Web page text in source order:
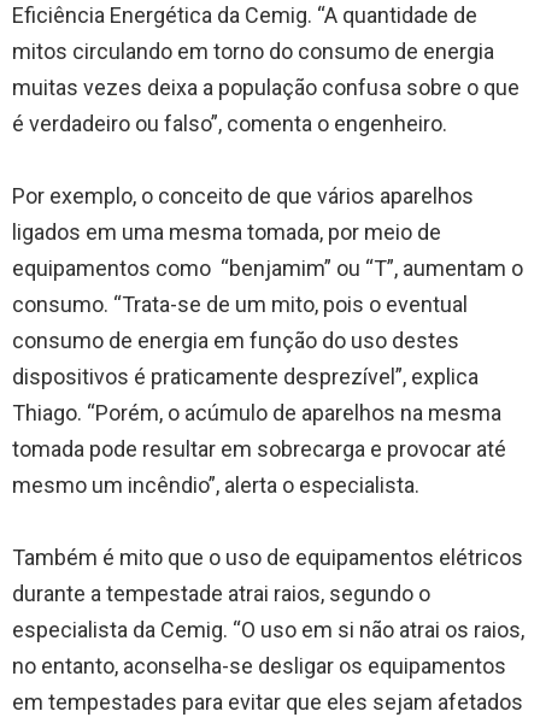
Eficiência Energética da Cemig. “A quantidade de
mitos circulando em torno do consumo de energia
muitas vezes deixa a população confusa sobre o que
é verdadeiro ou falso”, comenta o engenheiro.
Por exemplo, o conceito de que vários aparelhos
ligados em uma mesma tomada, por meio de
equipamentos como “benjamim” ou “T”, aumentam o
consumo. “Trata-se de um mito, pois o eventual
consumo de energia em função do uso destes
dispositivos é praticamente desprezível”, explica
Thiago. “Porém, o acúmulo de aparelhos na mesma
tomada pode resultar em sobrecarga e provocar até
mesmo um incêndio”, alerta o especialista.
Também é mito que o uso de equipamentos elétricos
durante a tempestade atrai raios, segundo o
especialista da Cemig. “O uso em si não atrai os raios,
no entanto, aconselha-se desligar os equipamentos
em tempestades para evitar que eles sejam afetados